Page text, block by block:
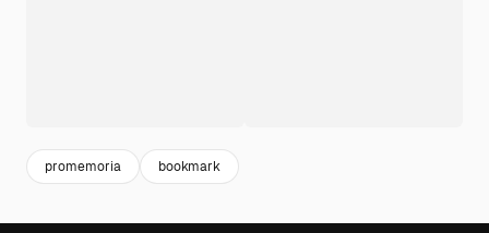
promemoria bookmark